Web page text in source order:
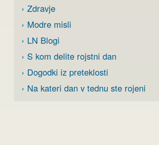
› Zdravje
› Modre misli
› LN Blogi
› S kom delite rojstni dan
› Dogodki iz preteklosti
› Na kateri dan v tednu ste rojeni